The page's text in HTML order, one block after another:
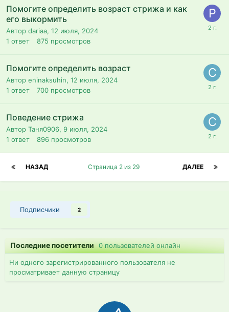
Помогите определить возраст стрижа и как
его выкормить
Автор dariaa, 12 июля, 2024
1 ответ 875 просмотров
Помогите определить возраст
Автор eninaksuhin, 12 июля, 2024
1 ответ 700 просмотров
Поведение стрижа
Автор Таня0906, 9 июля, 2024
1 ответ 896 просмотров
НАЗАД ДАЛЕЕ
Страница 2 из 29
Подписчики 2
Последние посетители0 пользователей онлайн
Ни одного зарегистрированного пользователя не
просматривает данную страницу